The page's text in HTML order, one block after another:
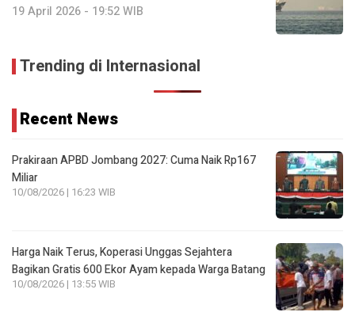
19 April 2026 - 19:52 WIB
Trending di Internasional
Recent News
Prakiraan APBD Jombang 2027: Cuma Naik Rp167
Miliar
10/08/2026 | 16:23 WIB
Harga Naik Terus, Koperasi Unggas Sejahtera
Bagikan Gratis 600 Ekor Ayam kepada Warga Batang
10/08/2026 | 13:55 WIB